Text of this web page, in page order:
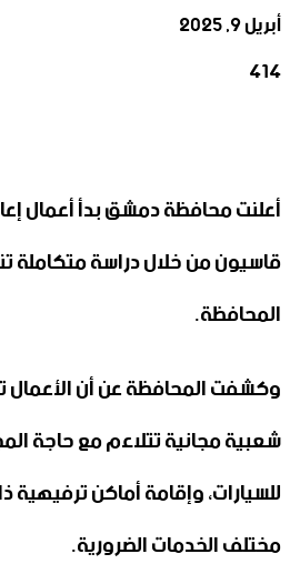
أبريل 9, 2025
414
أعلنت محافظة دمشق بدأ ‏أعمال
قاسيون من خلال دراسة متكاملة
‏المحافظة.‏
وكشفت المحافظة عن أن الأعمال
‏شعبية مجانية تتلاءم مع حاجة
للسيارات، وإقامة ‏أماكن ترفيهية
مختلف ‏الخدمات الضرورية.‏